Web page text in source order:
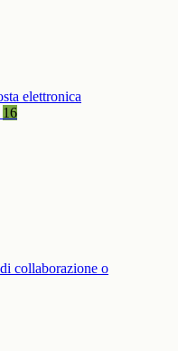
elettronica
16
collaborazione o